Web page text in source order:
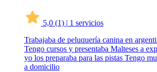
5,0 (1) | 1 servicios
Trabajaba de peluquería canina en
Tengo cursos y presentaba Malteses a
yo los preparaba para las pistas Tengo
a domicilio